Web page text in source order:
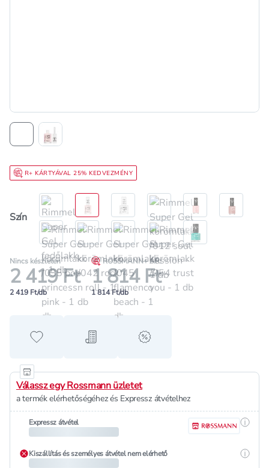
R+ KÁRTYÁVAL 25% KEDVEZMÉNY
Szín
Nincs készleten
2 419 Ft
2 419 Ft/db
ROSSMANN+ ÁR:
1 814 Ft
1 814 Ft/db
Hozzáadás a kedvencekhez
Hozzáadás a bevásárló listához
alert when on sale
Válassz egy Rossmann üzletet
a termék elérhetőségéhez és Expressz átvételhez
Expressz átvétel
Kiszállítás és személyes átvétel nem elérhető